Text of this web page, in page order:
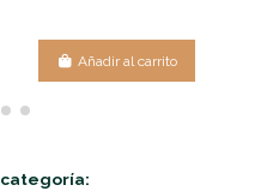
Añadir al carrito